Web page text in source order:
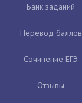
Банк заданий
Перевод баллов
Сочинение ЕГЭ
Отзывы